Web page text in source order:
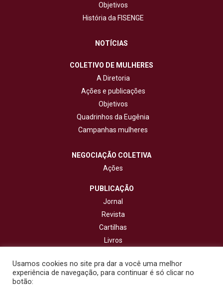
Objetivos
História da FISENGE
NOTÍCIAS
COLETIVO DE MULHERES
A Diretoria
Ações e publicações
Objetivos
Quadrinhos da Eugênia
Campanhas mulheres
NEGOCIAÇÃO COLETIVA
Ações
PUBLICAÇÃO
Jornal
Revista
Cartilhas
Livros
CONTATO
Usamos cookies no site pra dar a você uma melhor
experiência de navegação, para continuar é só clicar no
botão: